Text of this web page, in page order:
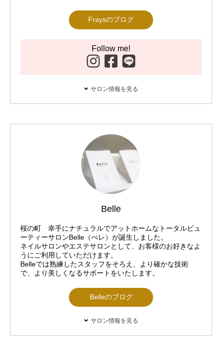
Fraysのブログ
Follow me!
サロン情報を見る
Belle
桜の町 幸手にナチュラルでアットホームなトータルビュ
ーティーサロンBelle（べレ）が誕生しました。
ネイルサロンやエステサロンとして、お客様のお好きなよ
うにご利用していただけます。
Belleでは熟練したスタッフをそろえ、より確かな技術
で、より美しくなるサポートをいたします。
Belleのブログ
サロン情報を見る